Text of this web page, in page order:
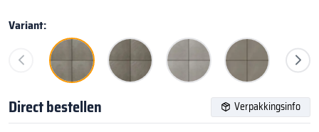
Variant:
Direct bestellen Verpakkingsinfo